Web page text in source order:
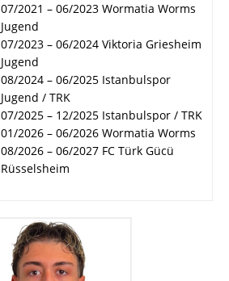
07/2021 – 06/2023 Wormatia Worms
Jugend
07/2023 – 06/2024 Viktoria Griesheim
Jugend
08/2024 – 06/2025 Istanbulspor
Jugend / TRK
07/2025 – 12/2025 Istanbulspor / TRK
01/2026 – 06/2026 Wormatia Worms
08/2026 – 06/2027 FC Türk Gücü
Rüsselsheim